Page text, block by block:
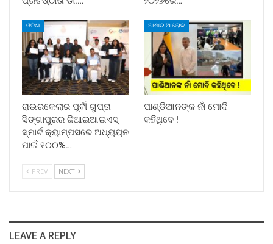
ଓଡିଶା
ରାଉରକେଲାର ପୂର୍ବୀ ଗୁପ୍ତା
ସିଙ୍ଗାପୁରର ଜିଆଇଆଇଏସ୍
ସ୍ମାର୍ଟ କ୍ୟାମ୍ପସରେ ଅଧ୍ୟୟନ
ପାଇଁ ୧୦୦%…
ଆଶାର ଆଲୋକ
ପାଣ୍ଡିଆନଙ୍କ ନାଁ ମୋଦି
କହିଥିବେ !
PREV NEXT
LEAVE A REPLY